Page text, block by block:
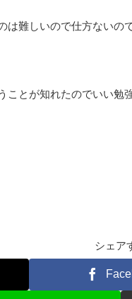
難しいので仕方ないの
とが知れたのでいい勉
シェア